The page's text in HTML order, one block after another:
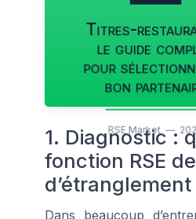
Titres-
le guide
pour
bon
RSE Market —
1. Diagnostic :
fonction RSE
d’étranglement
Dans beaucoup